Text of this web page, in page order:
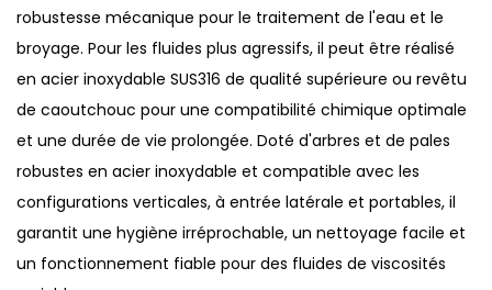
robustesse mécanique pour le traitement de l'eau et le
broyage. Pour les fluides plus agressifs, il peut être réalisé
en acier inoxydable SUS316 de qualité supérieure ou revêtu
de caoutchouc pour une compatibilité chimique optimale
et une durée de vie prolongée. Doté d'arbres et de pales
robustes en acier inoxydable et compatible avec les
configurations verticales, à entrée latérale et portables, il
garantit une hygiène irréprochable, un nettoyage facile et
un fonctionnement fiable pour des fluides de viscosités